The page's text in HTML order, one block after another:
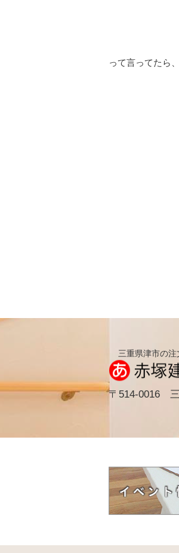
って言ってたら
三重県津市の
〒514-0016